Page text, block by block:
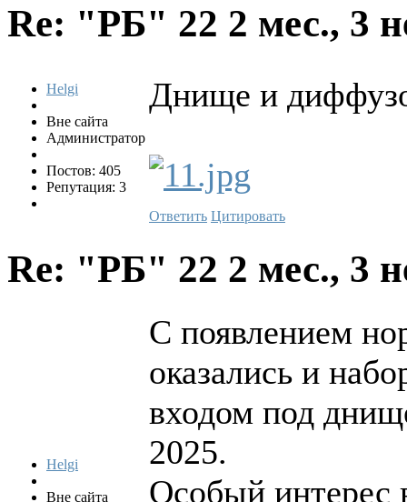
Re: "РБ" 22 2 мес., 3
Helgi
Вне сайта
Администратор
Постов: 405
Репутация: 3
Днище и
Ответить Цитировать
Re: "РБ" 22 2 мес., 3
Helgi
Вне сайта
С появлением
оказались и
входом под
2025.
Особый интерес